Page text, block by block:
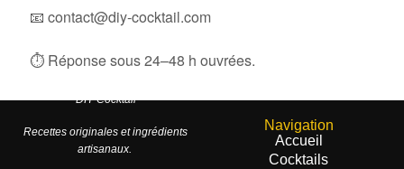
📧 contact@diy-cocktail.com
⏱Réponse sous 24–48 h ouvrées.
DIY Cocktail
Recettes originales et ingrédients
artisanaux.
Navigation
Accueil
Cocktails